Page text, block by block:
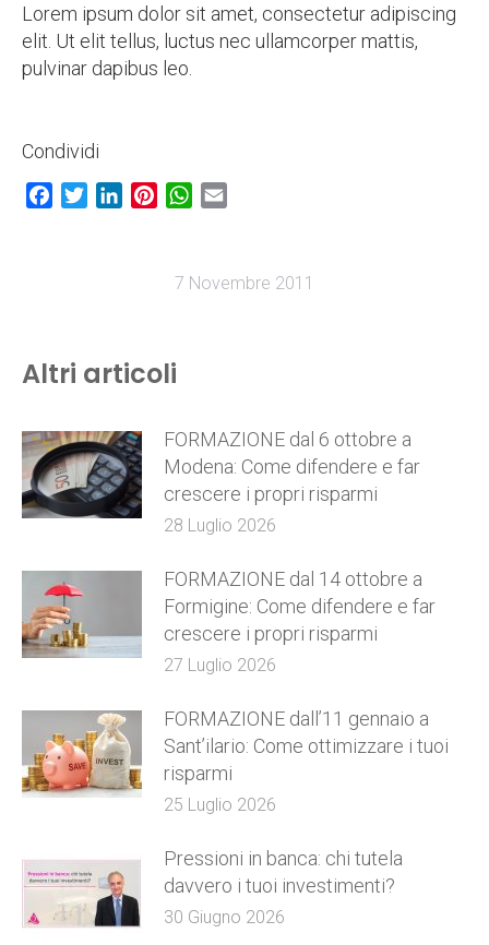
Lorem ipsum dolor sit amet, consectetur adipiscing
elit. Ut elit tellus, luctus nec ullamcorper mattis,
pulvinar dapibus leo.
Condividi
Facebook
TwitterLinkedInPinterestWhatsApp
7 Novembre 2011
Altri articoli
FORMAZIONE dal 6 ottobre a
Modena: Come difendere e far
crescere i propri risparmi
28 Luglio 2026
FORMAZIONE dal 14 ottobre a
Formigine: Come difendere e far
crescere i propri risparmi
27 Luglio 2026
FORMAZIONE dall’11 gennaio a
Sant’ilario: Come ottimizzare i tuoi
risparmi
25 Luglio 2026
Pressioni in banca: chi tutela
davvero i tuoi investimenti?
30 Giugno 2026